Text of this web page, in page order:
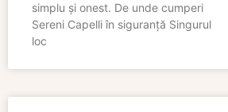
simplu și onest. De unde cumperi
Sereni Capelli în siguranță Singurul
loc